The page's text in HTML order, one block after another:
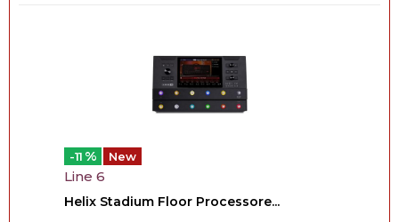
-11 % New
Line 6
Helix Stadium Floor Processore...